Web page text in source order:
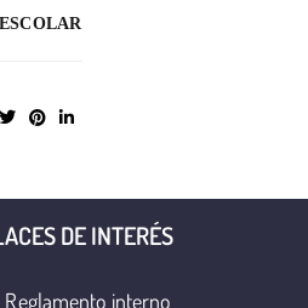
DE INTERÉS
Reglamento interno